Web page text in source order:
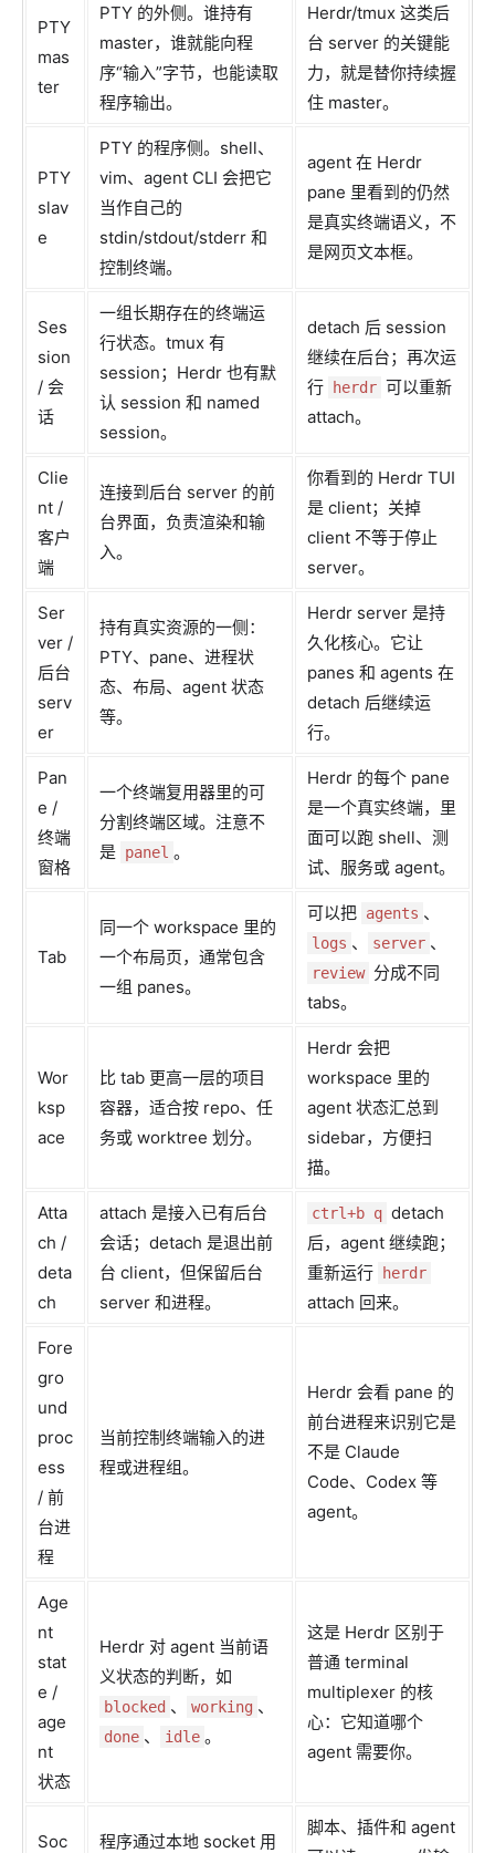
PTY
mas
ter
PTY 的外侧。谁持有
master，谁就能向程
序“输入”字节，也能读取
程序输出。
Herdr/tmux 这类后
台 server 的关键能
力，就是替你持续握
住 master。
PTY
slav
e
PTY 的程序侧。shell、
vim、agent CLI 会把它
当作自己的
stdin/stdout/stderr 和
控制终端。
agent 在 Herdr
pane 里看到的仍然
是真实终端语义，不
是网页文本框。
Ses
sion
/ 会
话
一组长期存在的终端运
行状态。tmux 有
session；Herdr 也有默
认 session 和 named
session。
detach 后 session
继续在后台；再次运
行
herdr 可以重新
attach。
Clie
nt /
客户
端
连接到后台 server 的前
台界面，负责渲染和输
入。
你看到的 Herdr TUI
是 client；关掉
client 不等于停止
server。
Ser
ver /
后台
serv
er
持有真实资源的一侧：
PTY、pane、进程状
态、布局、agent 状态
等。
Herdr server 是持
久化核心。它让
panes 和 agents 在
detach 后继续运
行。
Pan
e /
终端
窗格
一个终端复用器里的可
分割终端区域。注意不
是 panel 。
Herdr 的每个 pane
是一个真实终端，里
面可以跑 shell、测
试、服务或 agent。
Tab
同一个 workspace 里的
一个布局页，通常包含
一组 panes。
可以把 agents 、
logs 、 server 、
review 分成不同
tabs。
Wor
ksp
ace
比 tab 更高一层的项目
容器，适合按 repo、任
务或 worktree 划分。
Herdr 会把
workspace 里的
agent 状态汇总到
sidebar，方便扫
描。
Atta
ch /
deta
ch
attach 是接入已有后台
会话；detach 是退出前
台 client，但保留后台
server 和进程。
ctrl+b q detach
后，agent 继续跑；
重新运行
herdr
attach 回来。
Fore
gro
und
proc
ess
/ 前
台进
程
当前控制终端输入的进
程或进程组。
Herdr 会看 pane 的
前台进程来识别它是
不是 Claude
Code、Codex 等
agent。
Age
nt
stat
e /
age
nt
状态
Herdr 对 agent 当前语
义状态的判断，如
blocked 、 working 、
done 、 idle 。
这是 Herdr 区别于
普通 terminal
multiplexer 的核
心：它知道哪个
agent 需要你。
Soc 程序通过本地 socket 用
脚本、插件和 agent